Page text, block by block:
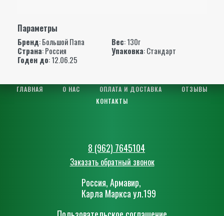
Параметры
Бренд:Большой Папа Вес: 130г
Страна: Россия Упаковка: Стандарт
Годен до: 12.06.25
ГЛАВНАЯ О НАС ОПЛАТА И ДОСТАВКА
ОТЗЫВЫ
КОНТАКТЫ
8 (962) 7645104
Заказать обратный звонок
Россия, Армавир,
Карла Маркса ул.199